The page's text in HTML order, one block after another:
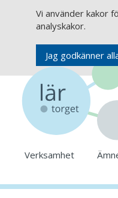
Vi använder kakor
analyskakor.
Jag godkänner
Verksamhet